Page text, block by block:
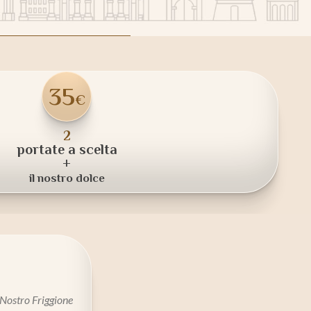
35€
2
portate a scelta
+
il nostro dolce
Friggione